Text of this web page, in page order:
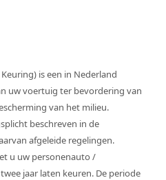
is een in Nederland
uw voertuig ter bevordering van
van het milieu.
beschreven in de
afgeleide regelingen.
u uw personenauto /
jaar laten keuren. De periode